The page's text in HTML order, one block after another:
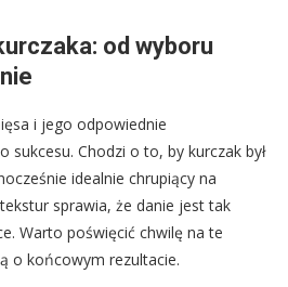
od wyboru
i jego odpowiednie
sukcesu. Chodzi o to, by kurczak był
idealnie chrupiący na
sprawia, że danie jest tak
Warto poświęcić chwilę na te
o końcowym rezultacie.